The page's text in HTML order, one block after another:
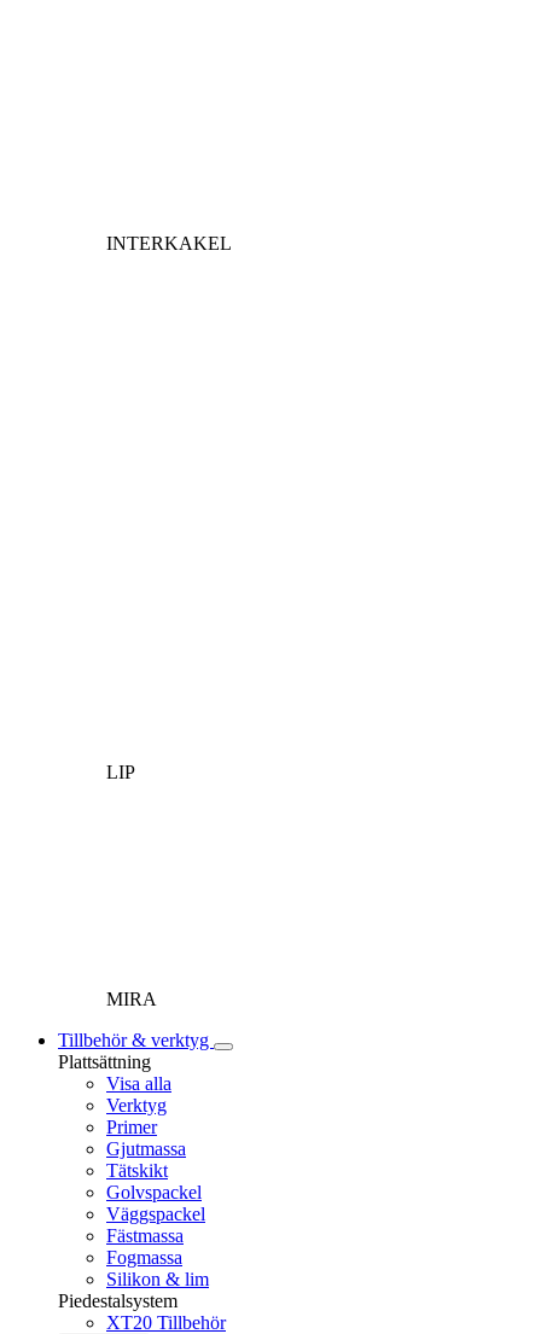
INTERKAKEL
LIP
MIRA
Tillbehör & verktyg
Plattsättning
Visa alla
Verktyg
Primer
Gjutmassa
Tätskikt
Golvspackel
Väggspackel
Fästmassa
Fogmassa
Silikon & lim
Piedestalsystem
XT20 Tillbehör